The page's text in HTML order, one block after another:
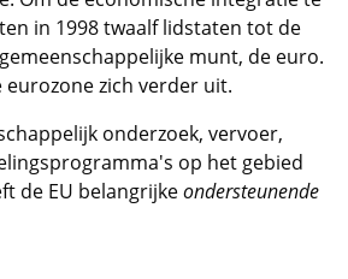
in 1998 twaalf lidstaten tot de
munt, de euro.
eurozone zich verder uit.
onderzoek, vervoer,
op het gebied
de EU belangrijkeondersteunende